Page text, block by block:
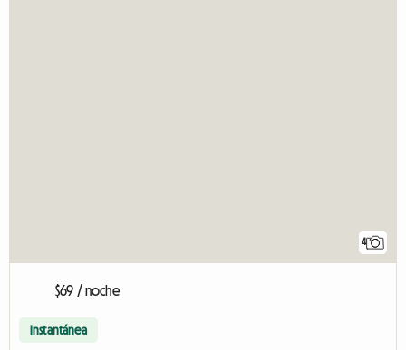
4
$69 / noche
Instantánea